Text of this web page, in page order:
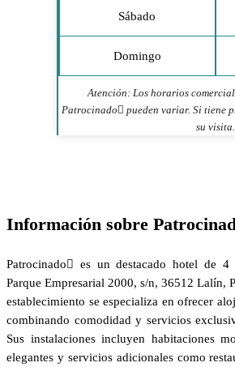
Sábado
Domingo
Atención: Los horarios
Patrocinado pueden variar. Si tiene
su visita.
Información sobre
Patrocinado es un destacado hotel de 4
Parque Empresarial 2000, s/n, 36512 Lalín,
establecimiento se especializa en ofrecer
combinando comodidad y servicios
Sus instalaciones incluyen habitaciones
elegantes y servicios adicionales como